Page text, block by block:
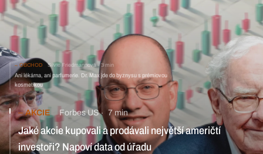
OBCHOD Silvie Friedmannová 3 min
Ani lékárna, ani parfumerie. Dr. Max jde do byznysu s prémiovou
kosmetikou
AKCIE Forbes US 7 min
Jaké akcie kupovali a prodávali největší američtí
investoři? Napoví data od úřadu